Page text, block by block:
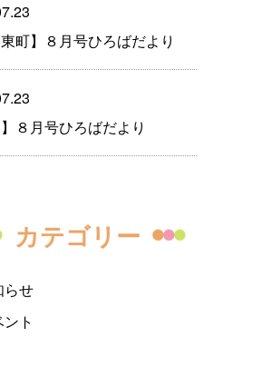
東町】８月号ひろばだより
】８月号ひろばだより
カテゴリー
らせ
ト